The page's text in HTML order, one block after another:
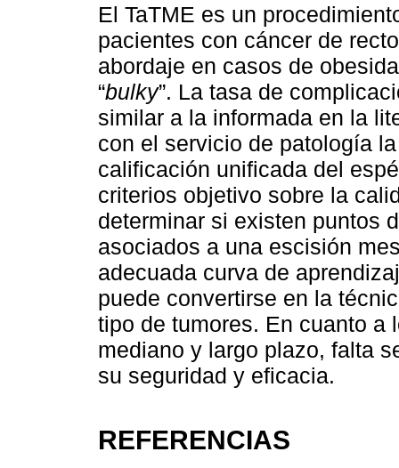
El TaTME es un
pacientes con cáncer de
abordaje en casos de
“bulky”. La tasa de
similar a la informada en la
con el servicio de patología
calificación unificada del
criterios objetivo sobre la
determinar si existen puntos
asociados a una escisión
adecuada curva de
puede convertirse en la
tipo de tumores. En cuanto a
mediano y largo plazo, falta
su seguridad y eficacia.
REFERENCIAS